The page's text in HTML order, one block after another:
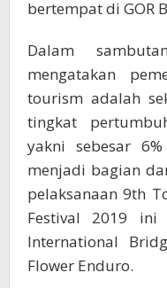
bertempat di GOR
Dalam
mengatakan
tourism adalah
tingkat
yakni sebesar
menjadi bagian
pelaksanaan 9th
Festival 2019 ini
International
Flower Enduro.